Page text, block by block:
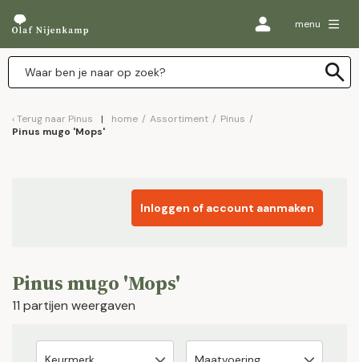
menu
Terug naar Pinus home / Assortiment / Pinus /
Pinus mugo 'Mops'
Inloggen of account aanmaken
Pinus mugo 'Mops'
11 partijen weergaven